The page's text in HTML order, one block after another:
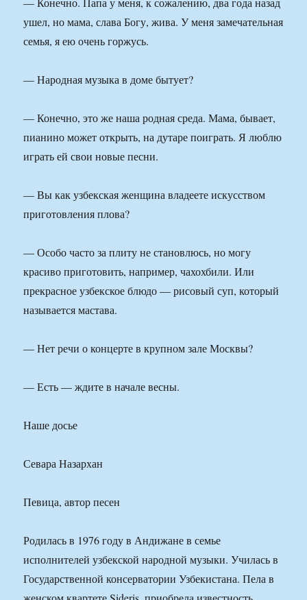
ушел, но мама, слава Богу, жива. У меня замечательная
семья, я ею очень горжусь.
— Народная музыка в доме бытует?
— Конечно, это же наша родная среда. Мама, бывает,
пианино может открыть, на дутаре поиграть. Я люблю
играть ей свои новые песни.
— Вы как узбекская женщина владеете искусством
приготовления плова?
— Особо часто за плиту не становлюсь, но могу
красиво приготовить, например, чахохбили. Или
прекрасное узбекское блюдо — рисовый суп, который
называется мастава.
— Нет речи о концерте в крупном зале Москвы?
— Есть — ждите в начале весны.
Наше досье
Севара Назархан
Певица, автор песен
Родилась в 1976 году в Андижане в семье
исполнителей узбекской народной музыки. Училась в
Государственной консерватории Узбекистана. Пела в